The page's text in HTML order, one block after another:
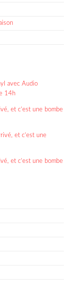
avec Audio
14h
et c’est une bombe
et c’est une
et c’est une bombe